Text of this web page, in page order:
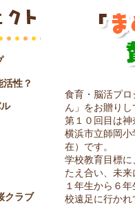
食育・脳活プロ
ん」をお贈り
第１０回目は神
横浜市立師岡
在）です。
学校教育目標
たえ合い、未
１年生から６
校遠足に行かれ
性？
クラブ